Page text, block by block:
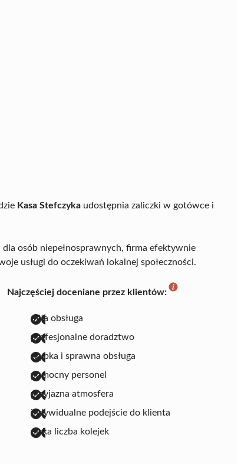
Kasa Stefczyka udostępnia zaliczki w gotówce i
osób niepełnosprawnych, firma efektywnie
usługi do oczekiwań lokalnej społeczności.
Najczęściej doceniane przez klientów:
miła obsługa
profesjonalne doradztwo
szybka i sprawna obsługa
pomocny personel
przyjazna atmosfera
indywidualne podejście do klienta
niska liczba kolejek